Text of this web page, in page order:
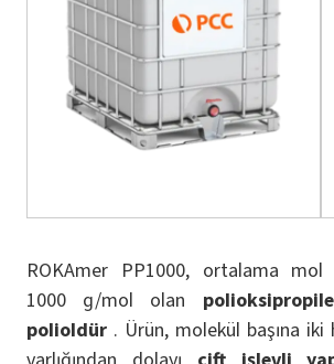
ROKAmer PP1000, ortalama mol
1000 g/mol olan
polioldür . Ürün, molekül başına